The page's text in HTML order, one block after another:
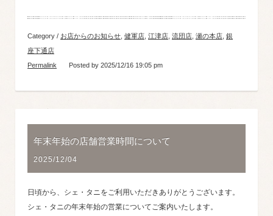
Category / お店からのお知らせ 健軍店 江津店 流団店 瀬の本店 銀
座下通店
Permalink
Posted by 2025/12/16 19:05 pm
年末年始の店舗営業時間について
2025/12/04
日頃から、シェ・タニをご利用いただきありがとうございます。
シェ・タニの年末年始の営業についてご案内いたします。